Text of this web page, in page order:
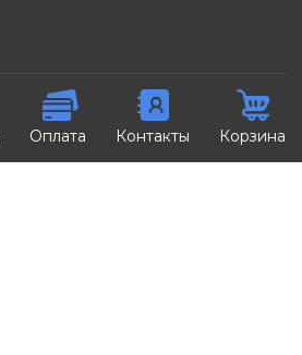
Оплата Контакты Корзина